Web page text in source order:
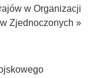
w Organizacji
Zjednoczonych »